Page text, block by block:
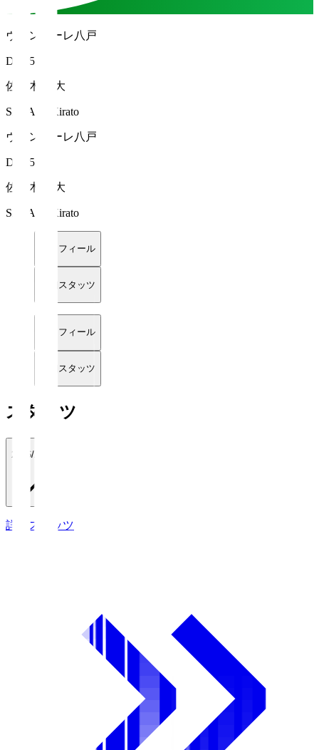
ヴァンラーレ八戸
DF 15
佐々木 輝大
SASAKI Kirato
ヴァンラーレ八戸
DF 15
佐々木 輝大
SASAKI Kirato
プロフィール
詳細スタッツ
プロフィール
詳細スタッツ
スタッツ
2026/27
詳細スタッツ